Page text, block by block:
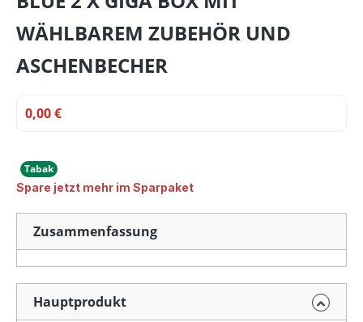
WÄHLBAREM ZUBEHÖR UND
ASCHENBECHER
0,00 €
Tabak
Spare jetzt mehr im Sparpaket
Zusammenfassung
Hauptprodukt